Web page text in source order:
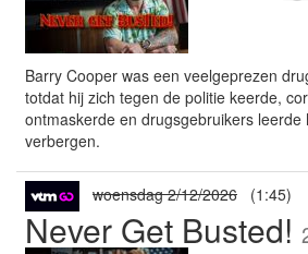
Barry Cooper was een veelgeprezen
totdat hij zich tegen de politie keerde,
ontmaskerde en drugsgebruikers
verbergen.
woensdag 2/12/2026 (1:45)
Never Get Busted!